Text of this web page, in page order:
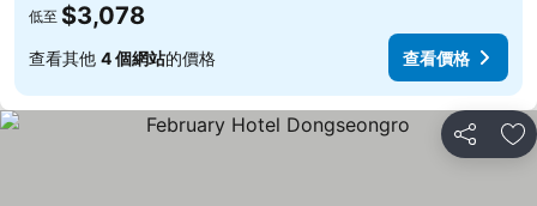
低至 $3,078
查看其他 4 個網站的價格 查看價格
分享 加